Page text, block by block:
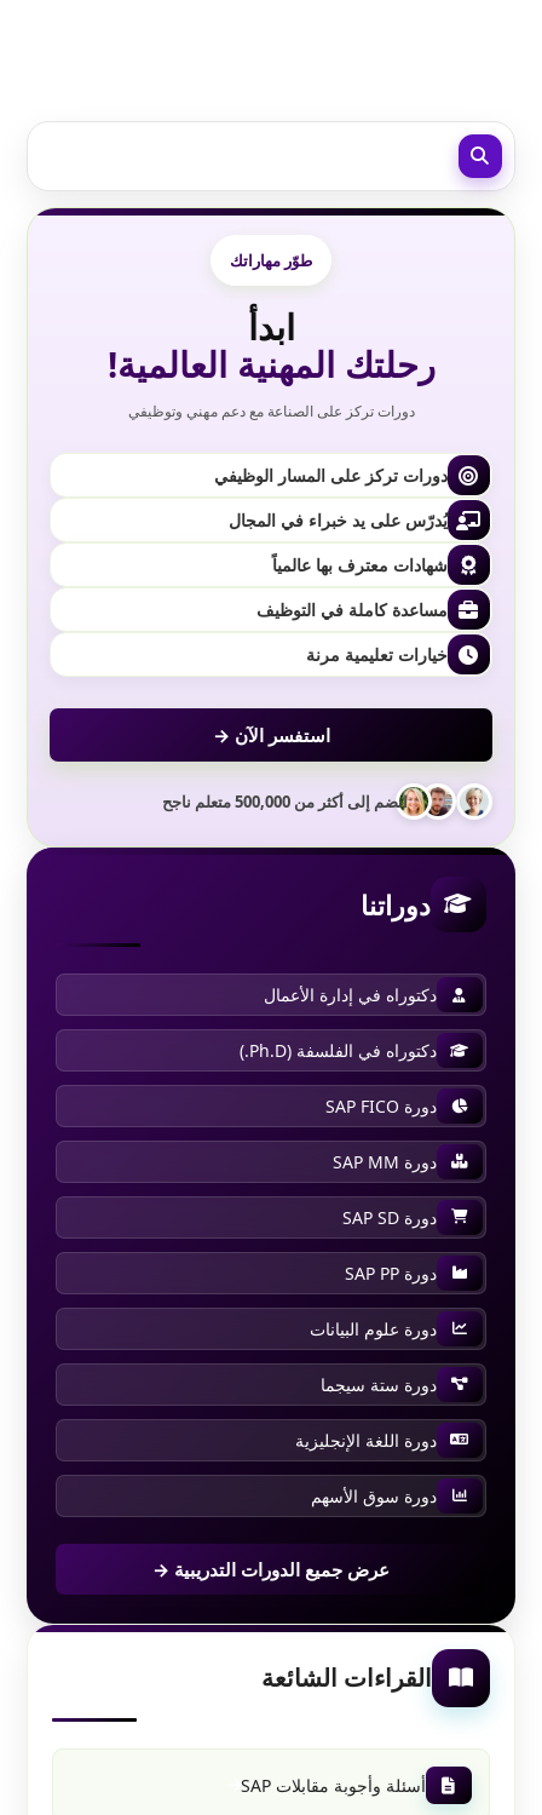
طوّر مهاراتك
ابدأ
رحلتك المهنية العالمية!
دورات تركز على الصناعة مع دعم مهني وتوظيفي
دورات تركز على المسار الوظيفي
يُدرّس على يد خبراء في المجال
شهادات معترف بها عالمياً
مساعدة كاملة في التوظيف
خيارات تعليمية مرنة
استفسر الآن →
انضم إلى أكثر من 500,000 متعلم ناجح
دوراتنا
دكتوراه في إدارة الأعمال
دكتوراه في الفلسفة (Ph.D.)
دورة SAP FICO
دورة SAP MM
دورة SAP SD
دورة SAP PP
دورة علوم البيانات
دورة ستة سيجما
دورة اللغة الإنجليزية
دورة سوق الأسهم
عرض جميع الدورات التدريبية →
القراءات الشائعة
أسئلة وأجوبة مقابلات SAP